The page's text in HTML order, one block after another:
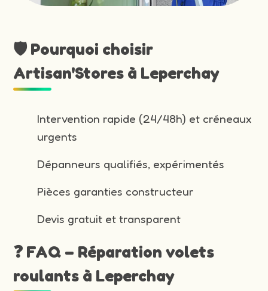
🛡️ Pourquoi choisir
Artisan'Stores à Leperchay
Intervention rapide (24/48h) et créneaux
urgents
Dépanneurs qualifiés, expérimentés
Pièces garanties constructeur
Devis gratuit et transparent
❓ FAQ – Réparation volets
roulants à Leperchay